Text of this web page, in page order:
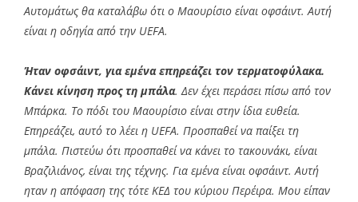
Αυτομάτως θα καταλάβω ότι ο Μαουρίσιο είναι οφσάιντ. Αυτή
είναι η οδηγία από την UEFA.
Ήταν οφσάιντ, για εμένα επηρεάζει τον τερματοφύλακα.
Κάνει κίνηση προς τη μπάλα. Δεν έχει περάσει πίσω από τον
Μπάρκα. Το πόδι του Μαουρίσιο είναι στην ίδια ευθεία.
Επηρεάζει, αυτό το λέει η UEFA. Προσπαθεί να παίξει τη
μπάλα. Πιστεύω ότι προσπαθεί να κάνει το τακουνάκι, είναι
Βραζιλιάνος, είναι της τέχνης. Για εμένα είναι οφσάιντ. Αυτή
ηταν η απόφαση της τότε ΚΕΔ του κύριου Περέιρα. Μου είπαν